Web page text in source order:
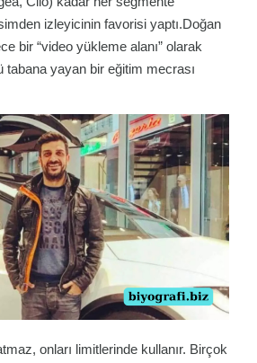
izleyicinin favorisi yaptı.Doğan
bir “video yükleme alanı” olarak
tabana yayan bir eğitim mecrası
onları limitlerinde kullanır. Birçok